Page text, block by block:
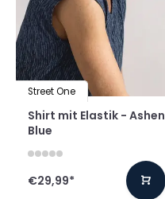
Street One
Shirt mit Elastik - Ashen
Blue
€29,99*